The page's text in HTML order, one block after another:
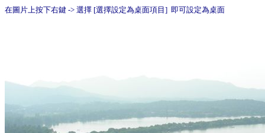
在圖片上按下右鍵 -> 選擇 [選擇設定為桌面項目] 即可設定為桌面